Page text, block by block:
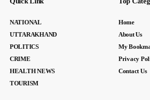
NATIONAL
UTTARAKHAND
POLITICS
CRIME
HEALTH NEWS
TOURISM
Home
About Us
My
Privacy
Contact Us